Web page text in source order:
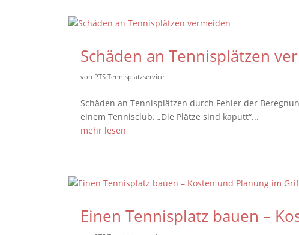
Schäden an Tennisplätzen
von PTS Tennisplatzservice
Schäden an Tennisplätzen durch Fehler der
einem Tennisclub. „Die Plätze sind kaputt“...
mehr lesen
Einen Tennisplatz bauen –